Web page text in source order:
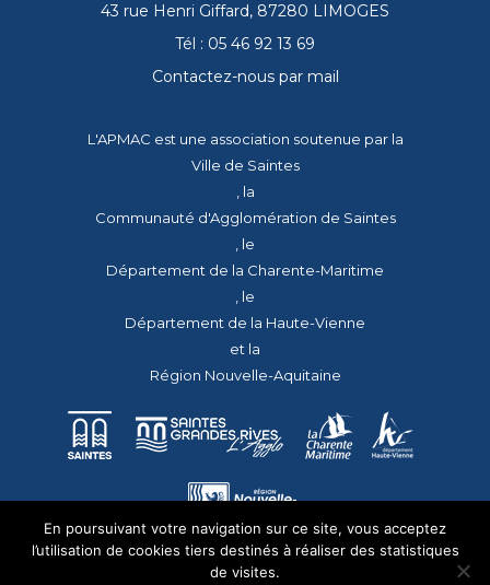
43 rue Henri Giffard, 87280 LIMOGES
Tél : 05 46 92 13 69
Contactez-nous par mail
L'APMAC est une association soutenue par la
Ville de Saintes
, la
Communauté d'Agglomération de Saintes
, le
Département de la Charente-Maritime
, le
Département de la Haute-Vienne
et la
Région Nouvelle-Aquitaine
En poursuivant votre navigation sur ce site, vous acceptez
l’utilisation de cookies tiers destinés à réaliser des statistiques
de visites.